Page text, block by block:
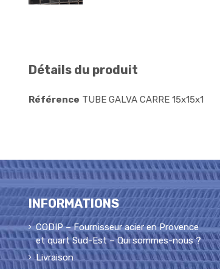
Détails du produit
Référence TUBE GALVA CARRE 15x15x1
INFORMATIONS
CODIP – Fournisseur acier en Provence
et quart Sud-Est – Qui sommes-nous ?
Livraison